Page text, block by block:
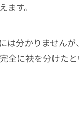
ます。
は分かりません
全に袂を分けたと